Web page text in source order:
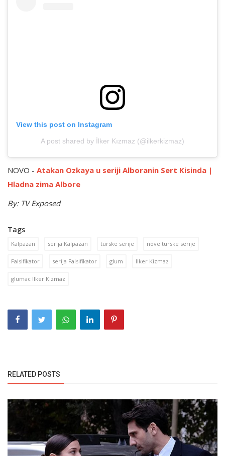
View this post on Instagram
A post shared by İlker Kızmaz (@ilkerkizmaz)
NOVO - Atakan Ozkaya u seriji Alboranin Sert Kisinda |
Hladna zima Albore
By: TV Exposed
Tags
Kalpazan serija Kalpazan turske serije nove turske serije
Falsifikator serija Falsifikator glum Ilker Kizmaz
glumac Ilker Kizmaz
RELATED POSTS